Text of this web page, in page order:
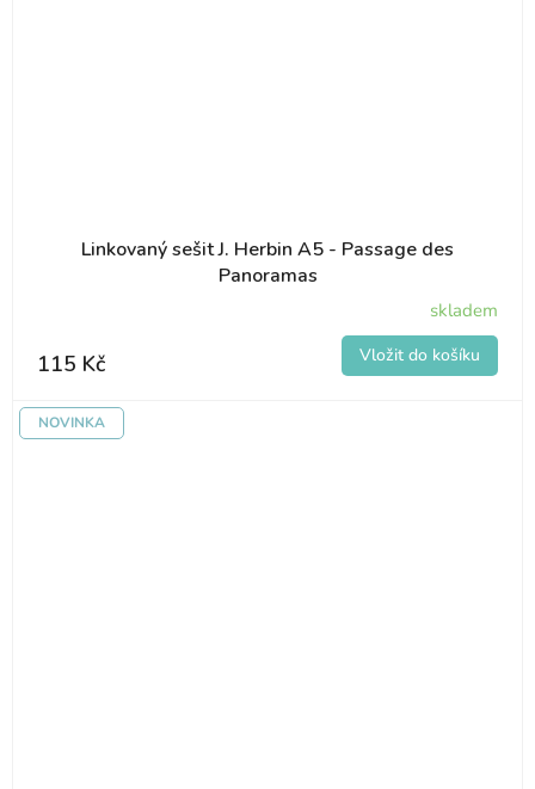
Linkovaný sešit J. Herbin A5 - Passage des
Panoramas
skladem
115 Kč
NOVINKA